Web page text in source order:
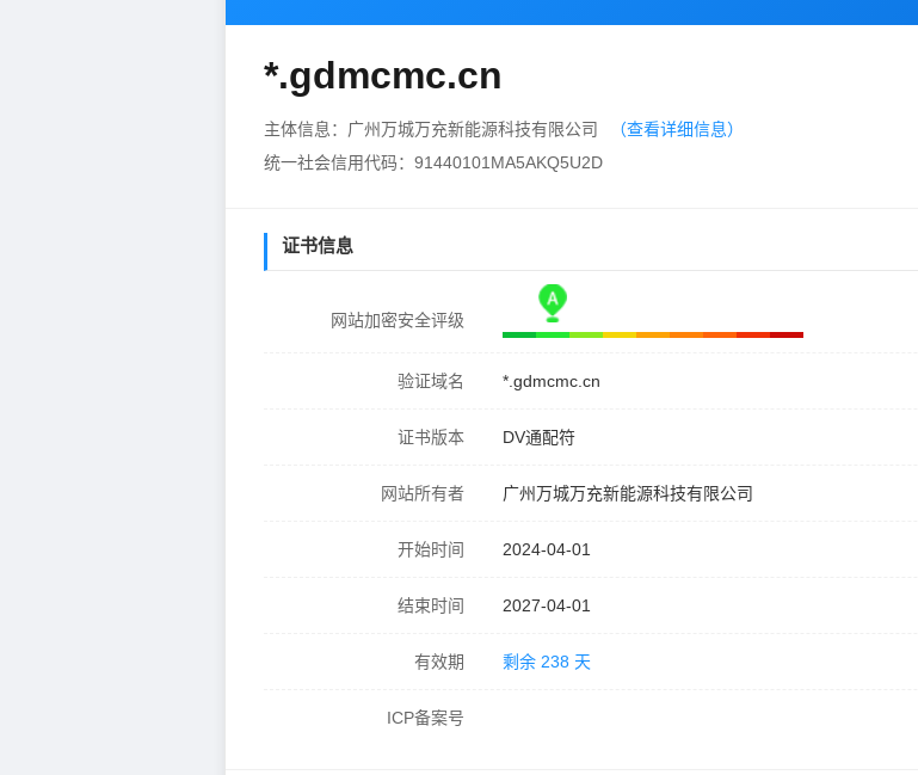
*.gdmcmc.cn
主体信息：广州万城万充新能源科技有限公司
（查看详细信息）
统一社会信用代码：91440101MA5AKQ5U2D
证书信息
网站加密安全评级
验证域名 *.gdmcmc.cn
证书版本 DV通配符
网站所有者 广州万城万充新能源科技有限公司
开始时间 2024-04-01
结束时间 2027-04-01
有效期 剩余 238 天
ICP备案号